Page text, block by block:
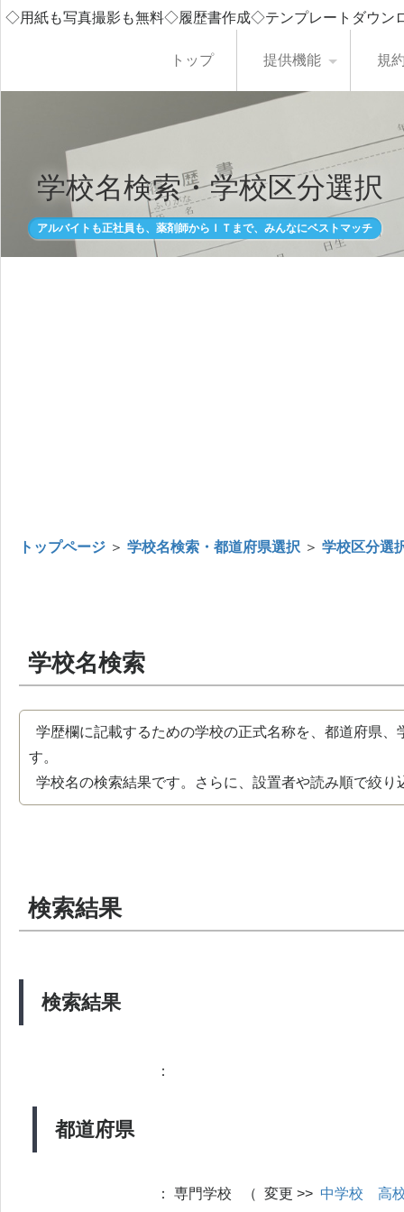
◇用紙も写真撮影も無料◇履歴書作成◇テンプレートダウ
トップ 提供機能 規
学校名検索・学校区分選択
アルバイトも正社員も、薬剤師からＩＴまで、みんなにベストマッチ
トップページ ＞ 学校名検索・都道府県選択 ＞ 学校区分選
学校名検索
学歴欄に記載するための学校の正式名称を、都道府県
す。
学校名の検索結果です。さらに、設置者や読み順で絞り
検索結果
検索結果
都道府県
：
： 専門学校 （ 変更 >> 中学校 高